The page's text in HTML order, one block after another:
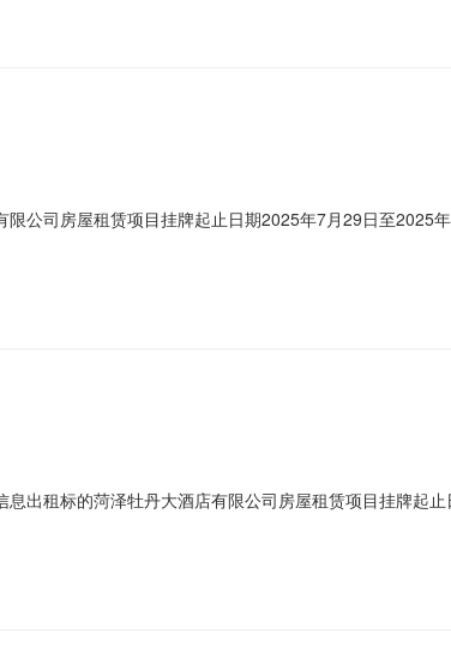
公司房屋租赁项目挂牌起止日期2025年7月29日至2025
元/年租金交易条件重大事项及其他披露内容1、承租方
出租标的菏泽牡丹大酒店有限公司房屋租赁项目挂牌起
场实物为准。底价：28000.00元/年租金交易条件重大事